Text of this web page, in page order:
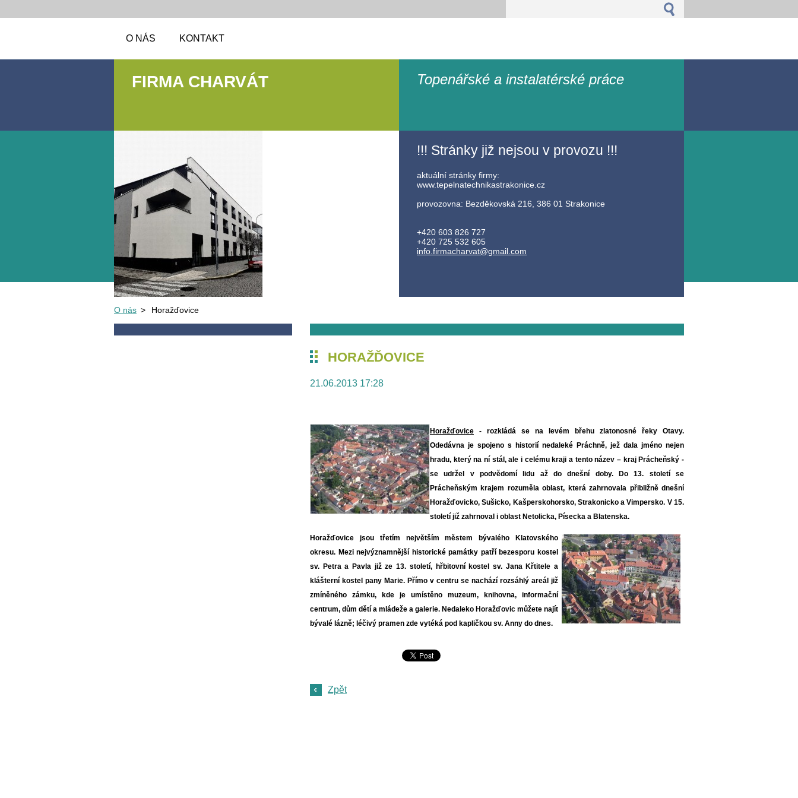
O NÁS KONTAKT
FIRMA CHARVÁT Topenářské a instalatérské práce
!!! Stránky již nejsou v provozu !!!
aktuální stránky firmy:
www.tepelnatechnikastrakonice.cz
provozovna: Bezděkovská 216, 386 01 Strakonice
+420 603 826 727
+420 725 532 605
info.firmacharvat@gmail. com
O nás > Horažďovice
HORAŽĎOVICE
21.06.2013 17:28
Horažďovice - rozkládá se na levém břehu zlatonosné řeky Otavy.
Odedávna je spojeno s historií nedaleké Práchně, jež dala jméno nejen
hradu, který na ní stál, ale i celému kraji a tento název – kraj Prácheňský -
se udržel v podvědomí lidu až do dnešní doby. Do 13. století se
Prácheňským krajem rozuměla oblast, která zahrnovala přibližně dnešní
Horažďovicko, Sušicko, Kašperskohorsko, Strakonicko a Vimpersko. V 15.
století již zahrnoval i oblast Netolicka, Písecka a Blatenska.
Horažďovice jsou třetím největším městem bývalého Klatovského
okresu. Mezi nejvýznamnější historické památky patří bezesporu kostel
sv. Petra a Pavla již ze 13. století, hřbitovní kostel sv. Jana Křtitele a
klášterní kostel pany Marie. Přímo v centru se nachází rozsáhlý areál již
zmíněného zámku, kde je umístěno muzeum, knihovna, informační
centrum, dům dětí a mládeže a galerie. Nedaleko Horažďovic můžete najít
bývalé lázně; léčivý pramen zde vytéká pod kapličkou sv. Anny do dnes.
Zpět